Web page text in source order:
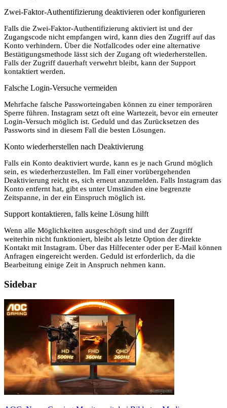
Zwei-Faktor-Authentifizierung deaktivieren oder konfigurieren
Falls die Zwei-Faktor-Authentifizierung aktiviert ist und der
Zugangscode nicht empfangen wird, kann dies den Zugriff auf das
Konto verhindern. Über die Notfallcodes oder eine alternative
Bestätigungsmethode lässt sich der Zugang oft wiederherstellen.
Falls der Zugriff dauerhaft verwehrt bleibt, kann der Support
kontaktiert werden.
Falsche Login-Versuche vermeiden
Mehrfache falsche Passworteingaben können zu einer temporären
Sperre führen. Instagram setzt oft eine Wartezeit, bevor ein erneuter
Login-Versuch möglich ist. Geduld und das Zurücksetzen des
Passworts sind in diesem Fall die besten Lösungen.
Konto wiederherstellen nach Deaktivierung
Falls ein Konto deaktiviert wurde, kann es je nach Grund möglich
sein, es wiederherzustellen. Im Fall einer vorübergehenden
Deaktivierung reicht es, sich erneut anzumelden. Falls Instagram das
Konto entfernt hat, gibt es unter Umständen eine begrenzte
Zeitspanne, in der ein Einspruch möglich ist.
Support kontaktieren, falls keine Lösung hilft
Wenn alle Möglichkeiten ausgeschöpft sind und der Zugriff
weiterhin nicht funktioniert, bleibt als letzte Option der direkte
Kontakt mit Instagram. Über das Hilfecenter oder per E-Mail können
Anfragen eingereicht werden. Geduld ist erforderlich, da die
Bearbeitung einige Zeit in Anspruch nehmen kann.
Sidebar